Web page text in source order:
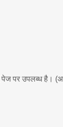
पेज पर उपलब्ध है।